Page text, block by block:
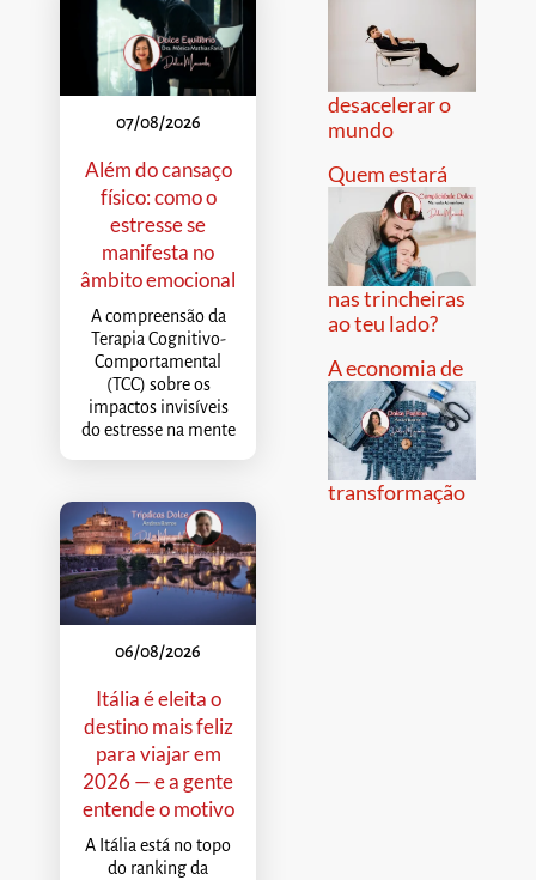
07/08/2026
Além do cansaço
físico: como o
estresse se
manifesta no
âmbito emocional
A compreensão da
Terapia Cognitivo-
Comportamental
(TCC) sobre os
impactos invisíveis
do estresse na mente
06/08/2026
Itália é eleita o
destino mais feliz
para viajar em
2026 — e a gente
entende o motivo
A Itália está no topo
do ranking da
desacelerar o
mundo
Quem estará
nas trincheiras
ao teu lado?
A economia de
transformação